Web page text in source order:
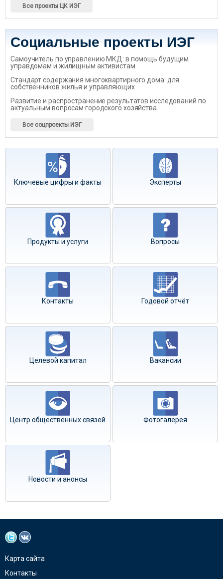
Все проекты ЦК ИЭГ
Социальные проекты ИЭГ
Самоучитель по управлению МКД: в помощь будущим
управдомам и жилищным активистам
Стандарт содержания многоквартирного дома: для
собственников жилья и управляющих
Развитие и распространение результатов исследований по
актуальным вопросам городского хозяйства
Все соцпроекты ИЭГ
Ключевые цифры и факты Эксперты
Продукты и услуги Вопросы
Контакты Годовой отчёт
Целевой капитал Вакансии
Центр общественных связей Фотогалерея
Новости и анонсы
Карта сайта
Контакты